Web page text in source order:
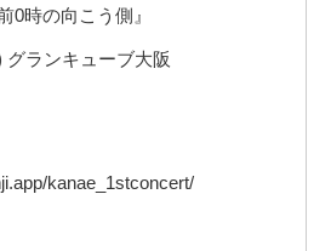
0時の向こう側』
グランキューブ大阪
kanae_1stconcert/